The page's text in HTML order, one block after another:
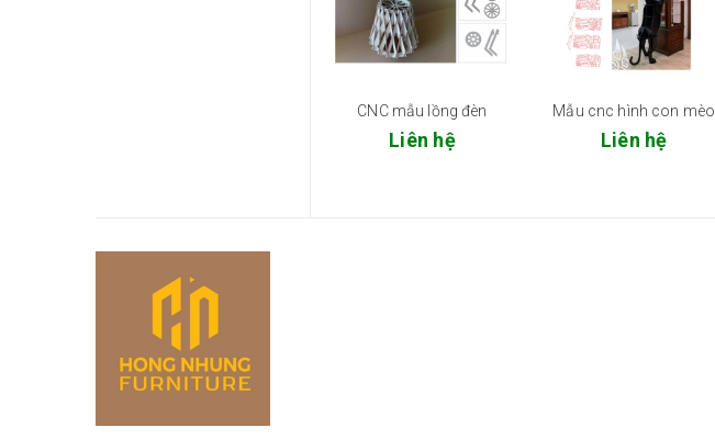
CNC mẫu lồng đèn
Liên hệ
Mẫu cnc hình con mèo
Liên hệ